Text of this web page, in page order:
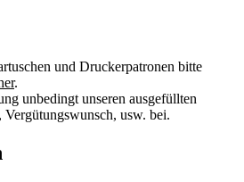
und Druckerpatronen bitte
.
unbedingt unseren ausgefüllten
usw. bei.